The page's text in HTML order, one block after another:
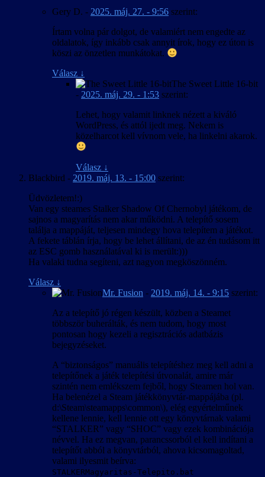
Gery D. - 2025. máj. 27. - 9:56 szerint:
Írtam volna pár dolgot, de valamiért nem engedte az
oldalatok, így inkább csak annyit írok, hogy ez úton is
köszi az önzetlen munkátokat.
Válasz ↓
The Sweet Little 16-bit
- 2025. máj. 29. - 1:53 szerint:
Lehet, hogy valamit linknek nézett a kiváló
WordPress, és attól ijedt meg. Nekem is
közelharcot kell vívnom vele, ha linkelni akarok.
Válasz ↓
Blackbird - 2019. máj. 13. - 15:00 szerint:
Üdvözletem!:)
Van egy steames Stalker Shadow Of Chernobyl játékom, de
sajnos a magyarítás nem akar működni. A telepítő sosem
találja a mappáját, teljesen mindegy hova telepítem a játékot.
A fekete táblán írja, hogy be lehet állítani, de az én tudásom itt
az ESC gomb használatával ki is merült:)))
Ha valaki tudna segíteni, azt nagyon megköszönném.
Válasz ↓
Mr. Fusion - 2019. máj. 14. - 9:15 szerint:
Az a telepítő jó régen készült, közben a Steamet
többször buherálták, és nem tudom, hogy most
pontosan hogy kezeli a regisztrációs adatbázis
bejegyzéseket.
A “biztonságos” manuális telepítéshez meg kell adni a
telepítőnek a játék telepítési útvonalát, amire már
szintén nem emlékszem fejből, hogy Steamen hol van.
Ha belenézel a Steam játékkönyvtár-mappájába (pl.
d:\Steam\steamapps\common\), elég egyértelműnek
kellene lennie, kell lennie ott egy könyvtárnak valami
“STALKER” vagy “SHOC” vagy ezek kombinációja
névvel. Ha ez megvan, parancssorból el kell indítani a
telepítőt abból a könyvtárból, ahova kicsomagoltad,
valami ilyesmit beírva:
STALKERMagyaritas-Telepito.bat